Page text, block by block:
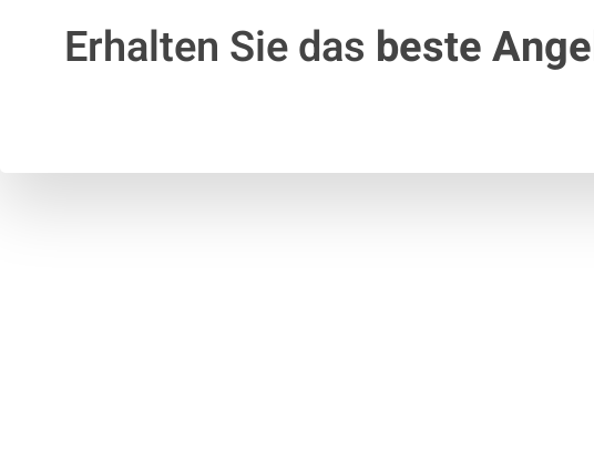
Erhalten Sie das beste